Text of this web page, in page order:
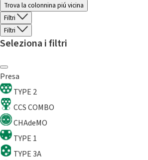
Trova la colonnina piú vicina
Filtri
Filtri
Seleziona i filtri
Presa
TYPE 2
CCS COMBO
CHAdeMO
TYPE 1
TYPE 3A